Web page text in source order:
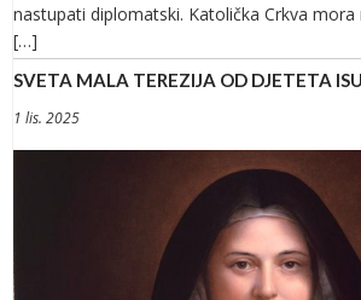
nastupati diplomatski. Katolička Crkva
[…]
SVETA MALA TEREZIJA OD DJETETA
1 lis. 2025